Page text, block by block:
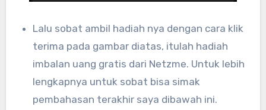
Lalu sobat ambil hadiah nya dengan cara klik
terima pada gambar diatas, itulah hadiah
imbalan uang gratis dari Netzme. Untuk lebih
lengkapnya untuk sobat bisa simak
pembahasan terakhir saya dibawah ini.